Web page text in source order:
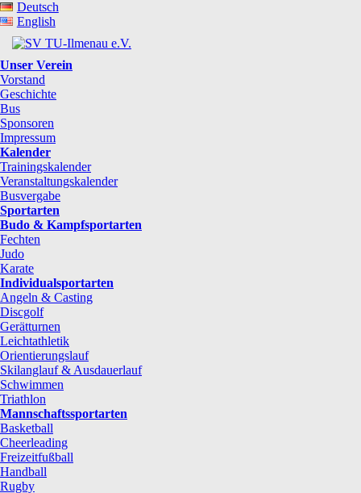
Deutsch
English
Unser Verein
Vorstand
Geschichte
Bus
Sponsoren
Impressum
Kalender
Trainingskalender
Veranstaltungskalender
Busvergabe
Sportarten
Budo & Kampfsportarten
Fechten
Judo
Karate
Individualsportarten
Angeln & Casting
Discgolf
Gerätturnen
Leichtathletik
Orientierungslauf
Skilanglauf & Ausdauerlauf
Schwimmen
Triathlon
Mannschaftssportarten
Basketball
Cheerleading
Freizeitfußball
Handball
Rugby